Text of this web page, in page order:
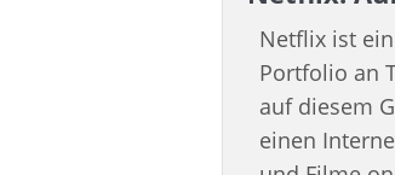
Netflix ist
Portfolio an
auf diesem
einen